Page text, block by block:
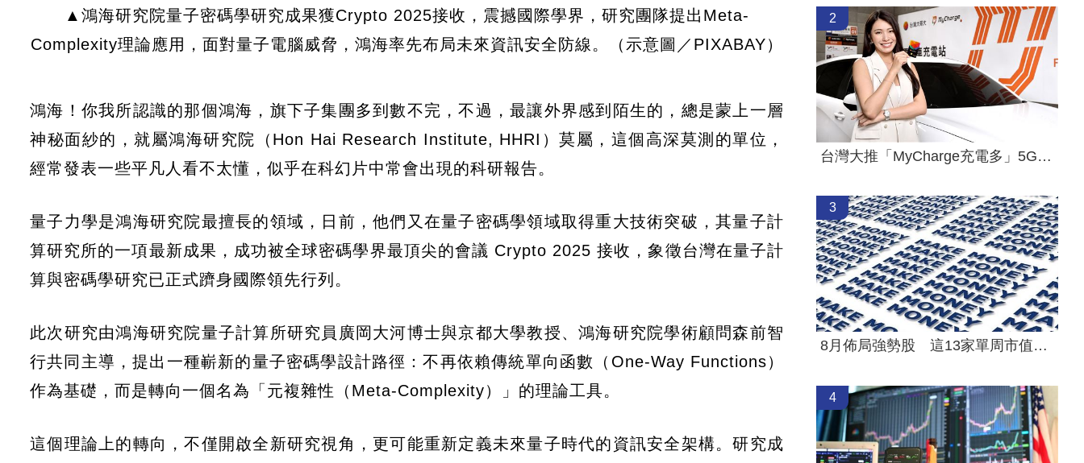
▲鴻海研究院量子密碼學研究成果獲Crypto 2025接收，震撼國際學界，研究團隊提出Meta-
Complexity理論應用，面對量子電腦威脅，鴻海率先布局未來資訊安全防線。
（示意圖／PIXABAY）
鴻海！你我所認識的那個鴻海，旗下子集團多到數不完，不過，最讓外界感到陌生的，總是蒙上一層
神秘面紗的，就屬鴻海研究院（Hon Hai Research Institute, HHRI）莫屬，這個高深莫測的單位，
經常發表一些平凡人看不太懂，似乎在科幻片中常會出現的科研報告。
量子力學是鴻海研究院最擅長的領域，日前，他們又在量子密碼學領域取得重大技術突破，其量子計
算研究所的一項最新成果，成功被全球密碼學界最頂尖的會議 Crypto 2025 接收，象徵台灣在量子計
算與密碼學研究已正式躋身國際領先行列。
此次研究由鴻海研究院量子計算所研究員廣岡大河博士與京都大學教授、鴻海研究院學術顧問森前智
行共同主導，提出一種嶄新的量子密碼學設計路徑：不再依賴傳統單向函數（One-Way Functions）
作為基礎，而是轉向一個名為「元複雜性（Meta-Complexity）」的理論工具。
這個理論上的轉向，不僅開啟全新研究視角，更可能重新定義未來量子時代的資訊安全架構。研究成
2
台灣大推「MyCharge充電多」5G資費方案
3
8月佈局強勢股 這13家單周市值暴增千億
4